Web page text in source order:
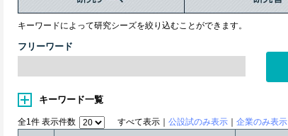
キーワードによって研究シーズを絞り込むことができます。
フリーワード
キーワード一覧
全1件 表示件数 すべて表示｜ 公設試のみ表示 企業のみ表示